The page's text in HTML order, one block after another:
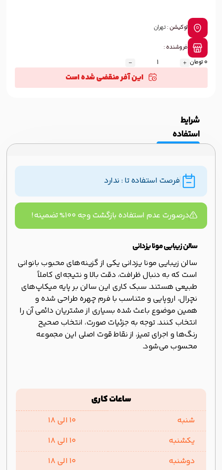
لوکیشن :تهران
فروشنده :
0 تومان
این آفر منقضی شده است
شرایط
استفاده
فرصت استفاده تا : ندارد
درصورت عدم استفاده بازگشت وجه ۱۰۰% تضمینه!
سالن زیبایی مونا یزدانی
سالن زیبایی مونا یزدانی یکی از گزینه‌های محبوب بانوانی
است که به دنبال ظرافت، دقت بالا و نتیجه‌ای کاملاً
طبیعی هستند. سبک کاری این سالن بر پایه میکاپ‌های
نچرال، اروپایی و متناسب با فرم چهره طراحی شده و
همین موضوع باعث شده بسیاری از مشتریان دائمی آن را
انتخاب کنند. توجه به جزئیات صورت، انتخاب صحیح
رنگ‌ها و اجرای تمیز، از نقاط قوت اصلی این مجموعه
محسوب می‌شود.
ساعات کاری
شنبه
10 الی 18
یکشنبه
10 الی 18
دوشنبه
10 الی 18